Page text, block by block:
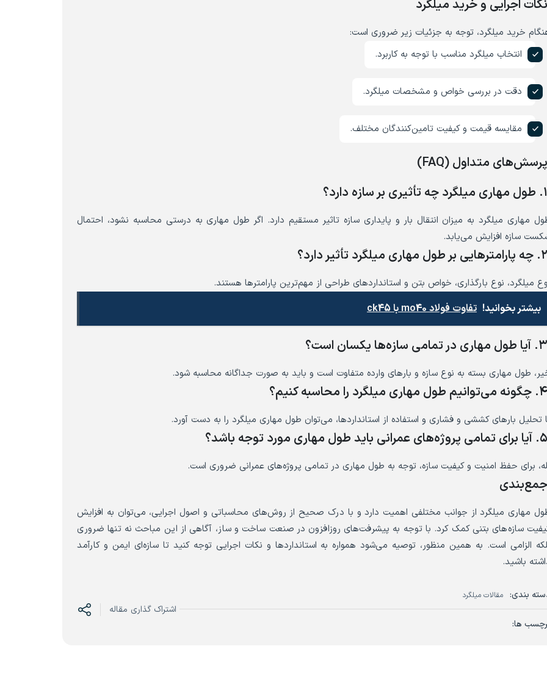
نکات اجرایی و خرید میلگرد
خرید میلگرد، توجه به جزئیات زیر ضروری است:
انتخاب میلگرد مناسب با توجه به کاربرد.
دقت در بررسی خواص و مشخصات میلگرد.
مقایسه قیمت و کیفیت تامین‌کنندگان مختلف.
پرسش‌های متداول (FAQ)
۱. طول مهاری میلگرد چه تأثیری بر سازه دارد؟
مهاری میلگرد به میزان انتقال بار و پایداری سازه تاثیر مستقیم دارد. اگر طول مهاری به درستی محاسبه نشود، احتمال
سازه افزایش می‌یابد.
۲. چه پارامترهایی بر طول مهاری میلگرد تأثیر دارد؟
میلگرد، نوع بارگذاری، خواص بتن و استانداردهای طراحی از مهم‌ترین پارامترها هستند.
بیشتر بخوانید! تفاوت فولاد mo40 با ck45
۳. آیا طول مهاری در تمامی سازه‌ها یکسان است؟
طول مهاری بسته به نوع سازه و بارهای وارده متفاوت است و باید به صورت جداگانه محاسبه شود.
۴. چگونه می‌توانیم طول مهاری میلگرد را محاسبه کنیم؟
تحلیل بارهای کششی و فشاری و استفاده از استانداردها، می‌توان طول مهاری میلگرد را به دست آورد.
۵. آیا برای تمامی پروژه‌های عمرانی باید طول مهاری مورد توجه باشد؟
برای حفظ امنیت و کیفیت سازه، توجه به طول مهاری در تمامی پروژه‌های عمرانی ضروری است.
جمع‌بندی
مهاری میلگرد از جوانب مختلفی اهمیت دارد و با درک صحیح از روش‌های محاسباتی و اصول اجرایی، می‌توان به افزایش
سازه‌های بتنی کمک کرد. با توجه به پیشرفت‌های روزافزون در صنعت ساخت و ساز، آگاهی از این مباحث نه تنها ضروری
الزامی است. به همین منظور، توصیه می‌شود همواره به استانداردها و نکات اجرایی توجه کنید تا سازه‌ای ایمن و کارآمد
باشید.
بندی: مقالات میلگرد
اشتراک گذاری مقاله
ها: